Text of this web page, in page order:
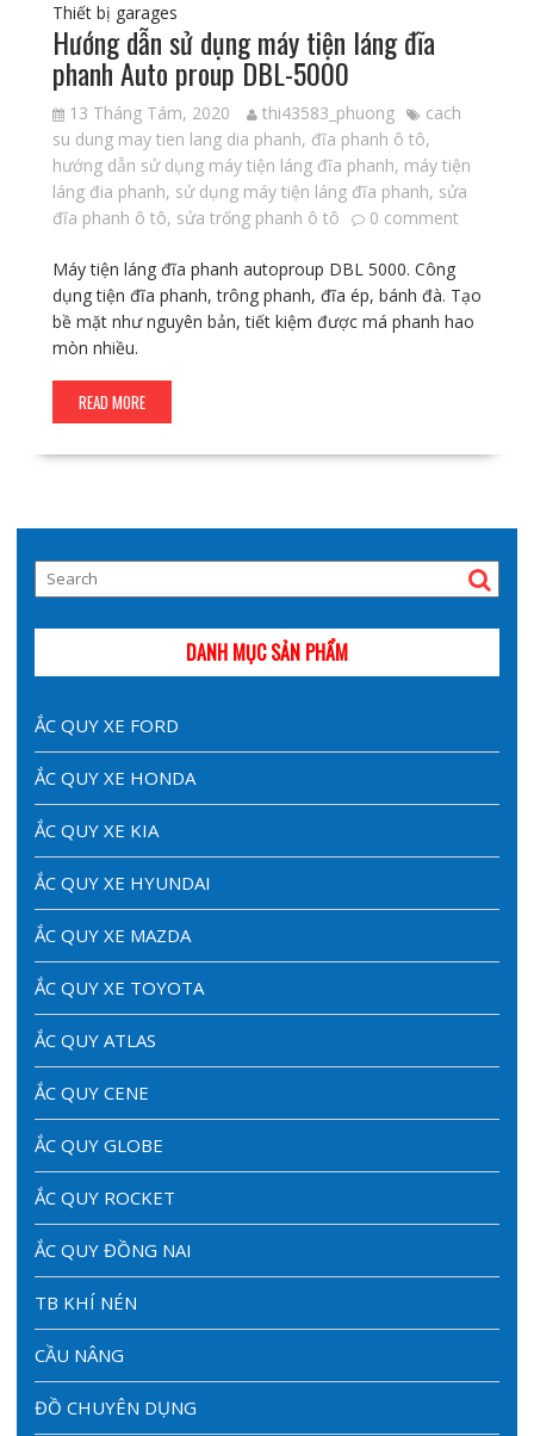
Thiết bị garages
Hướng dẫn sử dụng máy tiện láng đĩa
phanh Auto proup DBL-5000
13 Tháng Tám, 2020 thi43583_phuong
cach
su dung may tien lang dia phanh, đĩa phanh ô tô,
hướng dẫn sử dụng máy tiện láng đĩa phanh, máy tiện
láng đia phanh, sử dụng máy tiện láng đĩa phanh, sửa
đĩa phanh ô tô, sửa trống phanh ô tô 0 comment
Máy tiện láng đĩa phanh autoproup DBL 5000. Công
dụng tiện đĩa phanh, trông phanh, đĩa ép, bánh đà. Tạo
bề mặt như nguyên bản, tiết kiệm được má phanh hao
mòn nhiều.
READ MORE
DANH MỤC SẢN PHẨM
ẮC QUY XE FORD
ẮC QUY XE HONDA
ẮC QUY XE KIA
ẮC QUY XE HYUNDAI
ẮC QUY XE MAZDA
ẮC QUY XE TOYOTA
ẮC QUY ATLAS
ẮC QUY CENE
ẮC QUY GLOBE
ẮC QUY ROCKET
ẮC QUY ĐỒNG NAI
TB KHÍ NÉN
CẦU NÂNG
ĐỒ CHUYÊN DỤNG